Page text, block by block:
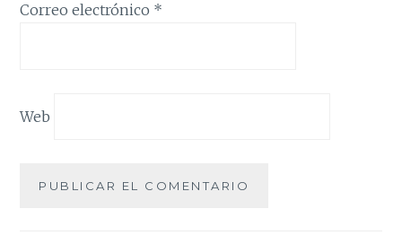
Correo electrónico *
Web